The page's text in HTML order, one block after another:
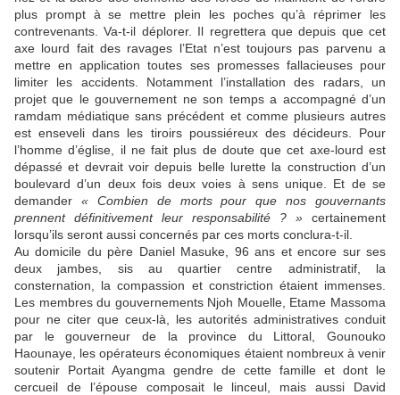
plus prompt à se mettre plein les poches qu’à réprimer les
contrevenants. Va-t-il déplorer. Il regrettera que depuis que cet
axe lourd fait des ravages l’Etat n’est toujours pas parvenu a
mettre en application toutes ses promesses fallacieuses pour
limiter les accidents. Notamment l’installation des radars, un
projet que le gouvernement ne son temps a accompagné d’un
ramdam médiatique sans précédent et comme plusieurs autres
est enseveli dans les tiroirs poussiéreux des décideurs. Pour
l’homme d’église, il ne fait plus de doute que cet axe-lourd est
dépassé et devrait voir depuis belle lurette la construction d’un
boulevard d’un deux fois deux voies à sens unique. Et de se
demander « Combien de morts pour que nos gouvernants
prennent définitivement leur responsabilité ? » certainement
lorsqu’ils seront aussi concernés par ces morts conclura-t-il.
Au domicile du père Daniel Masuke, 96 ans et encore sur ses
deux jambes, sis au quartier centre administratif, la
consternation, la compassion et constriction étaient immenses.
Les membres du gouvernements Njoh Mouelle, Etame Massoma
pour ne citer que ceux-là, les autorités administratives conduit
par le gouverneur de la province du Littoral, Gounouko
Haounaye, les opérateurs économiques étaient nombreux à venir
soutenir Portait Ayangma gendre de cette famille et dont le
cercueil de l’épouse composait le linceul, mais aussi David